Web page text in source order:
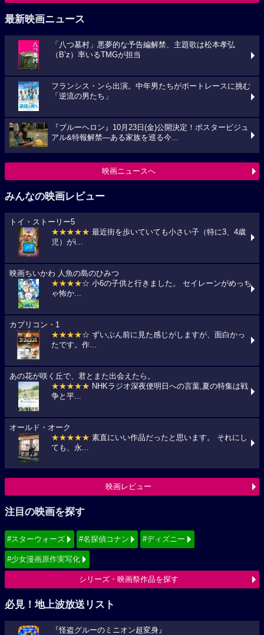
最新映画ニュース
「八つ墓村」悪夢的な予告編解禁、主題歌は松本孝弘
（B’z）率いるTMGが担当
フランシス・ンら出演。中年男たちがボートレースに挑む
「逆流の男たち」
『ブルーヘロン』10月23日(金)公開決定！ポスタービジュ
アル&特報解禁―ある家族を巡る今...
映画ニュースへ
みんなの映画レビュー
トイ・ストーリー5
★★★★★ 最近街を歩いていても小さい子（特に3、4歳
児）がi...
映画ちいかわ 人魚の島のひみつ
★★★★☆ 小6の子供と行きました。 セイレーンがめっち
ゃ怖か...
カプリコン・1
★★★★☆ ずいぶん前に見た感じがしますが、面白かっ
たです。作...
あの花が咲く丘で、君とまた出会えたら。
★★★★★ NHKラジオ深夜便明日への言葉,夏の特集は戦
争と平...
オールド・オーク
★★★★★ 素直にいい作品だったと思います。 それにし
ても、永...
映画レビュー
注目の映画を探す
#スターウォーズ #名探偵コナン #ディズニー
#少女漫画原作実写化
シリーズ・映画祭作品を探す
必見！地上波放送リスト
『怪盗グルーのミニオン超変身』